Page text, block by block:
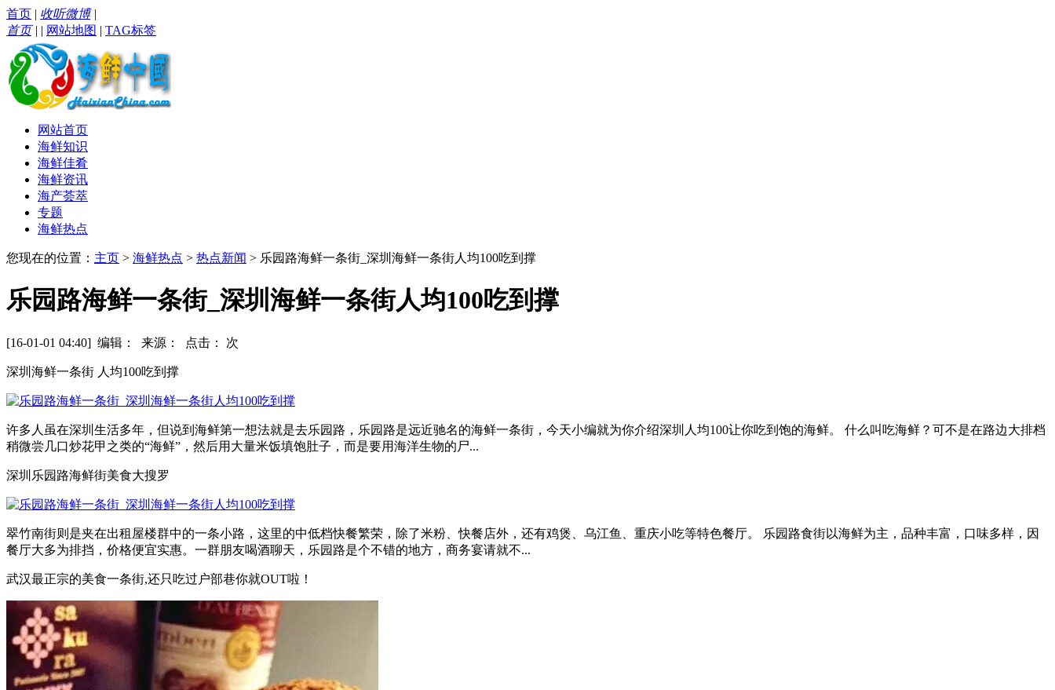
首页 | 收听微博|
首页| | 网站地图 | TAG标签
网站首页
海鲜知识
海鲜佳肴
海鲜资讯
海产荟萃
专题
海鲜热点
您现在的位置： 主页 > 海鲜热点 > 热点新闻 > 乐园路海鲜一条街_深圳海鲜一条街人均100吃到撑
乐园路海鲜一条街_深圳海鲜一条街人均100吃到撑
[16-01-01 04:40] 编辑： 来源： 点击： 次
深圳海鲜一条街 人均100吃到撑
许多人虽在深圳生活多年，但说到海鲜第一想法就是去乐园路，乐园路是远近驰名的海鲜一条街，今天小编就为你介绍深圳人均100让你吃到饱的海鲜。 什么叫吃海鲜？可不是在路边大排档
稍微尝几口炒花甲之类的“海鲜”，然后用大量米饭填饱肚子，而是要用海洋生物的尸...
深圳乐园路海鲜街美食大搜罗
翠竹南街则是夹在出租屋楼群中的一条小路，这里的中低档快餐繁荣，除了米粉、快餐店外，还有鸡煲、乌江鱼、重庆小吃等特色餐厅。 乐园路食街以海鲜为主，品种丰富，口味多样，因
餐厅大多为排挡，价格便宜实惠。一群朋友喝酒聊天，乐园路是个不错的地方，商务宴请就不...
武汉最正宗的美食一条街,还只吃过户部巷你就OUT啦！